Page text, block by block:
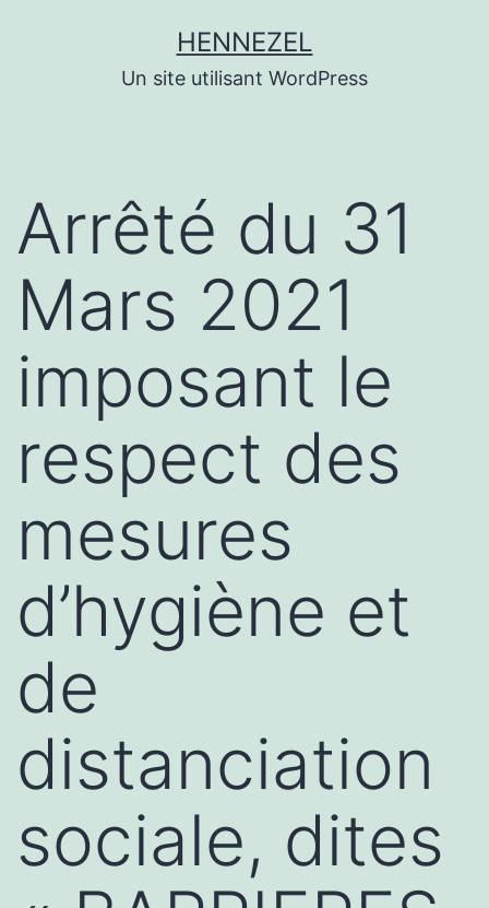
HENNEZEL
Un site utilisant WordPress
Arrêté du 31
Mars 2021
imposant le
respect des
mesures
d’hygiène et
de
distanciation
sociale, dites